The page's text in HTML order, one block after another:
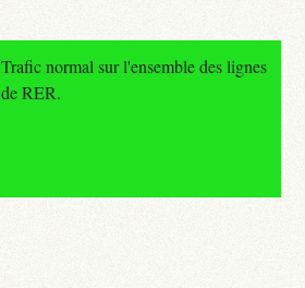
Trafic normal sur l'ensemble des lignes
de RER.